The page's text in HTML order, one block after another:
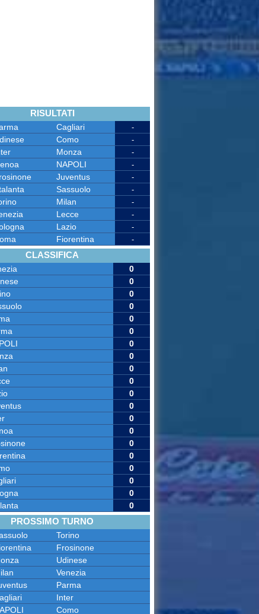
RISULTATI
Cagliari
-
Como
-
Monza
-
NAPOLI
-
Juventus
-
Sassuolo
-
Milan
-
Lecce
-
Lazio
-
Fiorentina -
CLASSIFICA
0
0
0
0
0
0
0
0
0
0
0
0
0
0
0
0
0
0
0
0
PROSSIMO TURNO
Torino
Frosinone
Udinese
Venezia
Parma
Inter
Como